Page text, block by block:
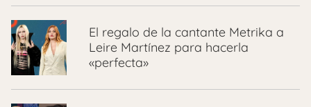
El regalo de la cantante Metrika a
Leire Martínez para hacerla
«perfecta»